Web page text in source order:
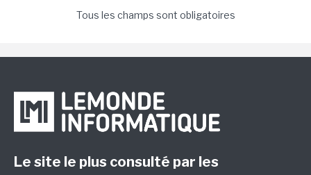
Tous les champs sont obligatoires
Le site le plus consulté par les